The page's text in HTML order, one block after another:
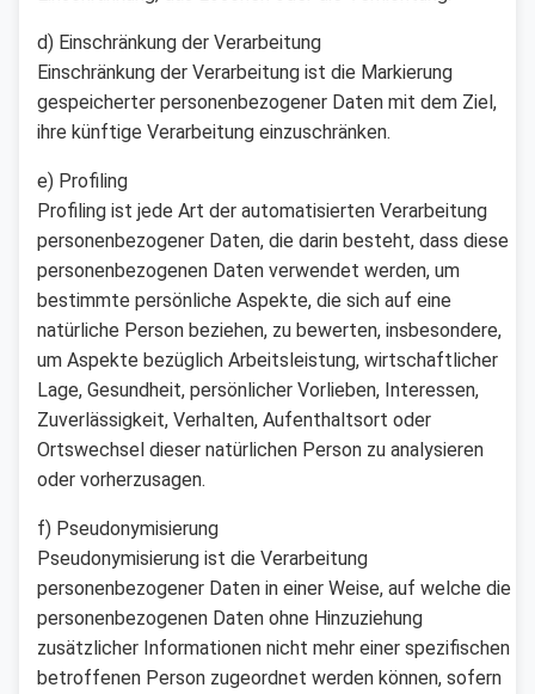
d) Einschränkung der Verarbeitung
Einschränkung der Verarbeitung ist die Markierung
gespeicherter personenbezogener Daten mit dem Ziel,
ihre künftige Verarbeitung einzuschränken.
e) Profiling
Profiling ist jede Art der automatisierten Verarbeitung
personenbezogener Daten, die darin besteht, dass diese
personenbezogenen Daten verwendet werden, um
bestimmte persönliche Aspekte, die sich auf eine
natürliche Person beziehen, zu bewerten, insbesondere,
um Aspekte bezüglich Arbeitsleistung, wirtschaftlicher
Lage, Gesundheit, persönlicher Vorlieben, Interessen,
Zuverlässigkeit, Verhalten, Aufenthaltsort oder
Ortswechsel dieser natürlichen Person zu analysieren
oder vorherzusagen.
f) Pseudonymisierung
Pseudonymisierung ist die Verarbeitung
personenbezogener Daten in einer Weise, auf welche die
personenbezogenen Daten ohne Hinzuziehung
zusätzlicher Informationen nicht mehr einer spezifischen
betroffenen Person zugeordnet werden können, sofern